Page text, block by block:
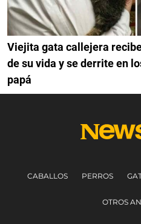
Viejita gata callejera
de su vida y se derrite en
papá
CABALLOS PERROS
OTROS